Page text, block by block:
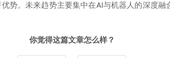
势。未来趋势主要集中在AI与机器人的深度
你觉得这篇文章怎么样？